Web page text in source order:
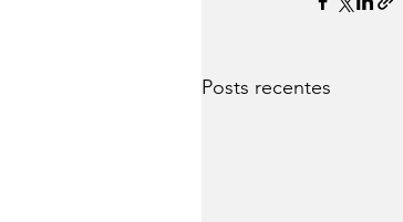
Posts recentes